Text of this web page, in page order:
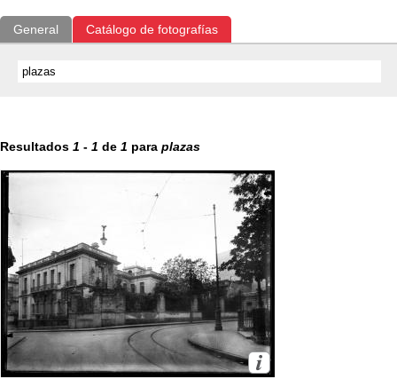
General Catálogo de fotografías
Resultados 1 - 1 de 1 para plazas